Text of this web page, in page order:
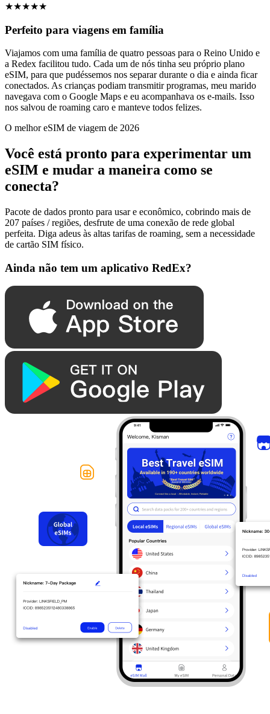
★★★★★
Perfeito para viagens em família
Viajamos com uma família de quatro pessoas para o Reino Unido e
a Redex facilitou tudo. Cada um de nós tinha seu próprio plano
eSIM, para que pudéssemos nos separar durante o dia e ainda ficar
conectados. As crianças podiam transmitir programas, meu marido
navegava com o Google Maps e eu acompanhava os e-mails. Isso
nos salvou de roaming caro e manteve todos felizes.
O melhor eSIM de viagem de 2026
Você está pronto para experimentar um
eSIM e mudar a maneira como se
conecta?
Pacote de dados pronto para usar e econômico, cobrindo mais de
207 países / regiões, desfrute de uma conexão de rede global
perfeita. Diga adeus às altas tarifas de roaming, sem a necessidade
de cartão SIM físico.
Ainda não tem um aplicativo RedEx?